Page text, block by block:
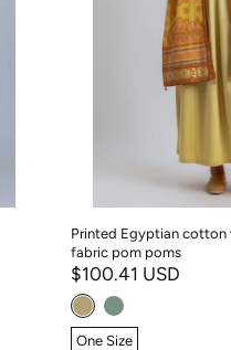
Printed Egyptian cotton
fabric pom poms
$100.41 USD
One Size